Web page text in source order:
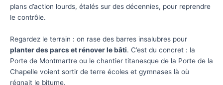
plans d’action lourds, étalés sur des décennies, pour reprendre
le contrôle.
Regardez le terrain : on rase des barres insalubres pour
planter des parcs et rénover le bâti. C’est du concret : la
Porte de Montmartre ou le chantier titanesque de la Porte de la
Chapelle voient sortir de terre écoles et gymnases là où
régnait le bitume.